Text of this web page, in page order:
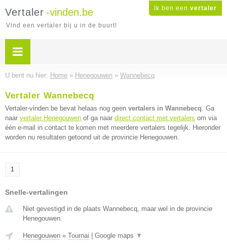
Ik ben een vertaler
Vertaler -vinden.be
Vind een vertaler bij u in de buurt!
U bent nu hier: Home » Henegouwen » Wannebecq
Vertaler Wannebecq
Vertaler-vinden.be bevat helaas nog geen vertalers in Wannebecq. Ga
naar vertaler Henegouwen of ga naar direct contact met vertalers om via
één e-mail in contact te komen met meerdere vertalers tegelijk. Hieronder
worden nu resultaten getoond uit de provincie Henegouwen.
1
Snelle-vertalingen
Niet gevestigd in de plaats Wannebecq, maar wel in de provincie
Henegouwen.
Henegouwen » Tournai Google maps ▼